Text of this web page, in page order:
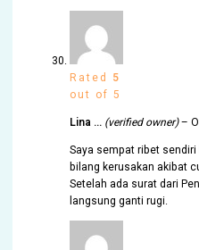
Rated 5
out of 5
Lina … (verified owner)–
Saya sempat ribet
bilang kerusakan akibat
Setelah ada surat dari
langsung ganti rugi.